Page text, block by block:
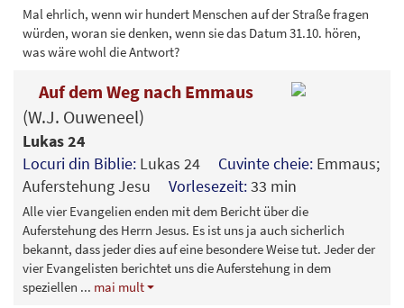
Mal ehrlich, wenn wir hundert Menschen auf der Straße fragen
würden, woran sie denken, wenn sie das Datum 31.10. hören,
was wäre wohl die Antwort?
Auf dem Weg nach Emmaus
(W.J. Ouweneel)
Lukas 24
Locuri din Biblie: Lukas 24 Cuvinte cheie: Emmaus;
Auferstehung Jesu Vorlesezeit:33 min
Alle vier Evangelien enden mit dem Bericht über die
Auferstehung des Herrn Jesus. Es ist uns ja auch sicherlich
bekannt, dass jeder dies auf eine besondere Weise tut. Jeder der
vier Evangelisten berichtet uns die Auferstehung in dem
speziellen ... mai mult